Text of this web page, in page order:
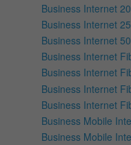
Business Internet
Business Internet
Business Internet
Business Internet
Business Internet
Business Internet
Business Internet
Business Mobile
Business Mobile